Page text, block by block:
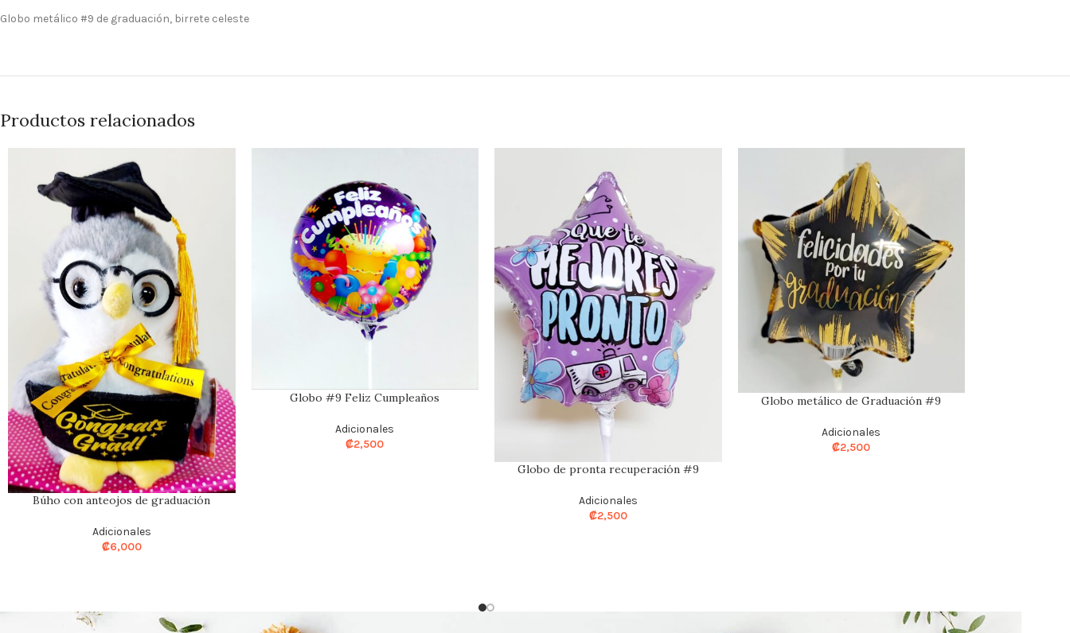
Globo metálico #9 de graduación, birrete celeste
Productos relacionados
Búho con anteojos de graduación
Adicionales
₡6,000
Globo #9 Feliz Cumpleaños
Adicionales
₡2,500
Globo de pronta recuperación #9
Adicionales
₡2,500
Globo metálico de Graduación #9
Adicionales
₡2,500